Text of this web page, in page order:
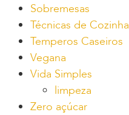
Sobremesas
Técnicas de Cozinha
Temperos Caseiros
Vegana
Vida Simples
limpeza
Zero açúcar